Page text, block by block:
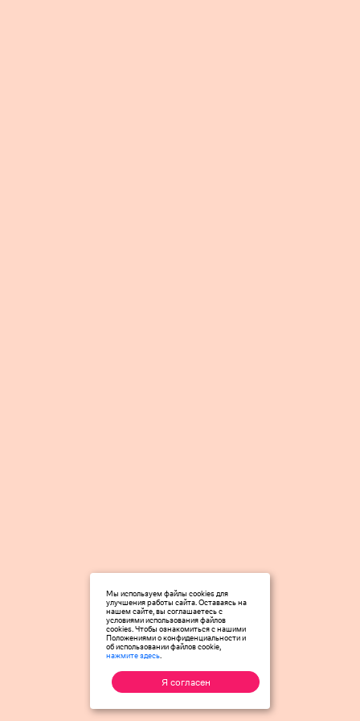
Мы используем файлы cookies для
улучшения работы сайта. Оставаясь на
нашем сайте, вы соглашаетесь с
условиями использования файлов
cookies. Чтобы ознакомиться с нашими
Положениями о конфиденциальности и
об использовании файлов cookie,
нажмите здесь.
Я согласен